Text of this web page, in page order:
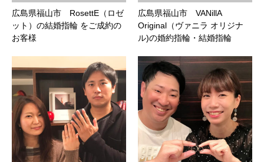
広島県福山市 RosettE（ロゼ
ット）の結婚指輪 をご成約の
お客様
広島県福山市 VANillA
Original（ヴァニラ オリジナ
ル)の婚約指輪・結婚指輪